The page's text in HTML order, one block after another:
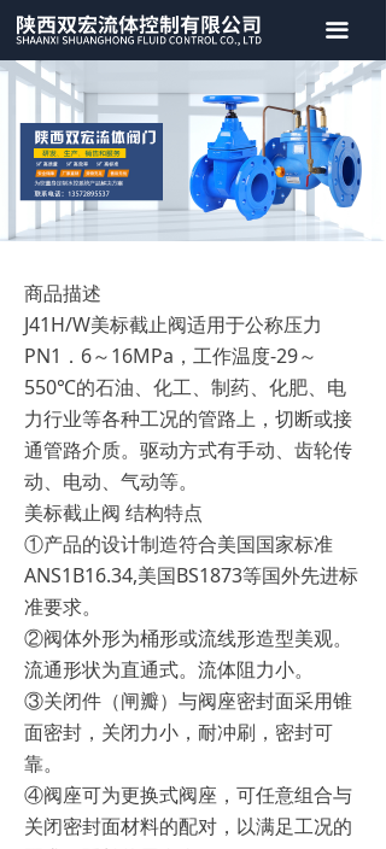
끀
首页
关于我们
产品中心
案例展示
新闻中心
联系我们
商品描述
J41H/W美标截止阀适用于公称压力
PN1．6～16MPa，工作温度-29～
550℃的石油、化工、制药、化肥、电
力行业等各种工况的管路上，切断或接
通管路介质。驱动方式有手动、齿轮传
动、电动、气动等。
美标截止阀 结构特点
①产品的设计制造符合美国国家标准
ANS1B16.34,美国BS1873等国外先进标
准要求。
②阀体外形为桶形或流线形造型美观。
流通形状为直通式。流体阻力小。
③关闭件（闸瓣）与阀座密封面采用锥
面密封，关闭力小，耐冲刷，密封可
靠。
④阀座可为更换式阀座，可任意组合与
关闭密封面材料的配对，以满足工况的